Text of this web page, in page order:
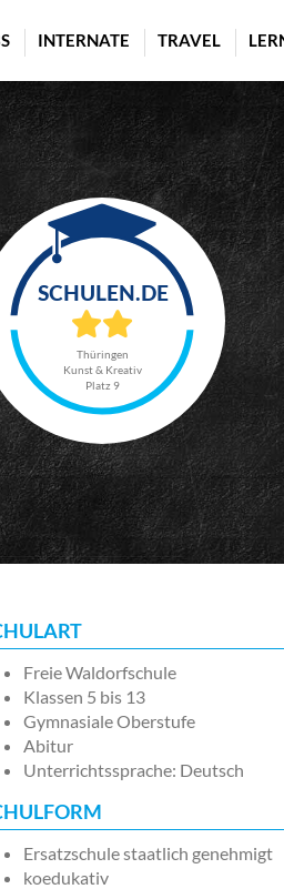
INTERNATE TRAVEL
Thüringen
Kunst & Kreativ
Platz 9
Freie Waldorfschule
Klassen 5 bis 13
Gymnasiale Oberstufe
Abitur
Unterrichtssprache: Deutsch
Ersatzschule staatlich genehmigt
koedukativ